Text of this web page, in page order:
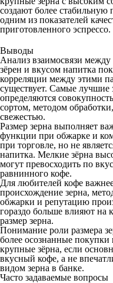
создают более стабильную
одним из показателей
приготовленного эспрессо.
Выводы
Анализ взаимосвязи
зёрен и вкусом напитка
корреляции между этими
существует. Самые лучшие
определяются
сортом, методом
свежестью.
Размер зерна выполняет
функции при обжарке и
при торговле, но не
напитка. Мелкие зёрна
могут превосходить по
равнинного кофе.
Для любителей кофе
происхождение зерна,
обжарки и репутацию
гораздо больше влияют на
размер зерна.
Понимание роли размера
более осознанные покупки
крупные зёрна, если
вкусный кофе, а не
видом зерна в банке.
Часто задаваемые вопросы